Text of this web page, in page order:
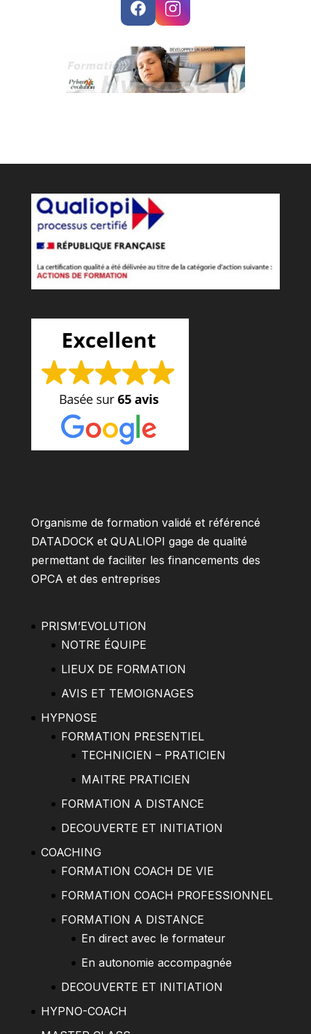
Organisme de formation validé et référencé
DATADOCK et QUALIOPI gage de qualité
permettant de faciliter les financements des
OPCA et des entreprises
PRISM’EVOLUTION
NOTRE ÉQUIPE
LIEUX DE FORMATION
AVIS ET TEMOIGNAGES
HYPNOSE
FORMATION PRESENTIEL
TECHNICIEN – PRATICIEN
MAITRE PRATICIEN
FORMATION A DISTANCE
DECOUVERTE ET INITIATION
COACHING
FORMATION COACH DE VIE
FORMATION COACH PROFESSIONNEL
FORMATION A DISTANCE
En direct avec le formateur
En autonomie accompagnée
DECOUVERTE ET INITIATION
HYPNO-COACH